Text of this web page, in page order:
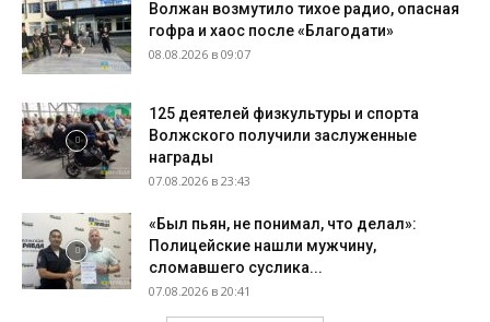
Волжан возмутило тихое радио, опасная
гофра и хаос после «Благодати»
08.08.2026 в 09:07
125 деятелей физкультуры и спорта
Волжского получили заслуженные
награды
07.08.2026 в 23:43
«Был пьян, не понимал, что делал»:
Полицейские нашли мужчину,
сломавшего суслика...
07.08.2026 в 20:41